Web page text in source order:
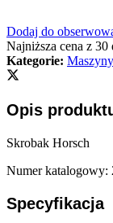
Dodaj do
Najniższa cena z 30
Kategorie:
Opis
Skrobak Horsch
Numer katalogowy:
Specyfikacja